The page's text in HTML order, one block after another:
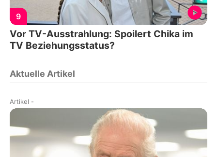
9
Vor TV-Ausstrahlung: Spoilert Chika im
TV Beziehungsstatus?
Aktuelle Artikel
Artikel -